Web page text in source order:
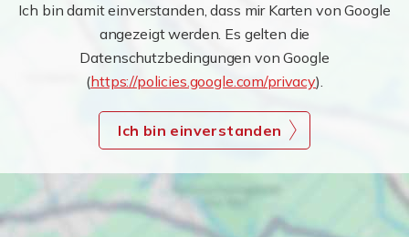
Ich bin damit einverstanden, dass mir Karten von Google
angezeigt werden. Es gelten die
Datenschutzbedingungen von Google
(https://policies.google.com/privacy).
Ich bin einverstanden